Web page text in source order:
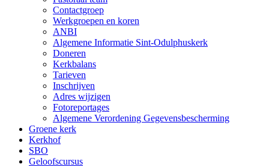
Contactgroep
Werkgroepen en koren
ANBI
Algemene Informatie Sint-Odulphuskerk
Doneren
Kerkbalans
Tarieven
Inschrijven
Adres wijzigen
Fotoreportages
Algemene Verordening Gegevensbescherming
Groene kerk
Kerkhof
SBO
Geloofscursus